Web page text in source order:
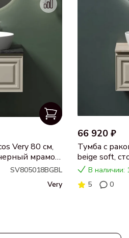
Very 80 см,
мрамор,
SV805018BGBL
Very
66 920 ₽
Тумба с
beige soft,
раковина
В наличии:
5
0